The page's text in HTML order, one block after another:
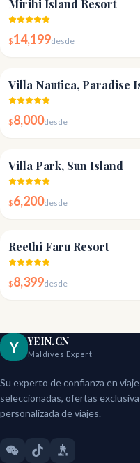
Mirihi Island Resort
$14,199desde
Villa Nautica, Paradise
$8,000desde
Villa Park, Sun Island
$6,200desde
Reethi Faru Resort
$8,399desde
Y YEIN.CN
Maldives Expert
Su experto de confianza en
seleccionadas, ofertas
personalizada de viajes.